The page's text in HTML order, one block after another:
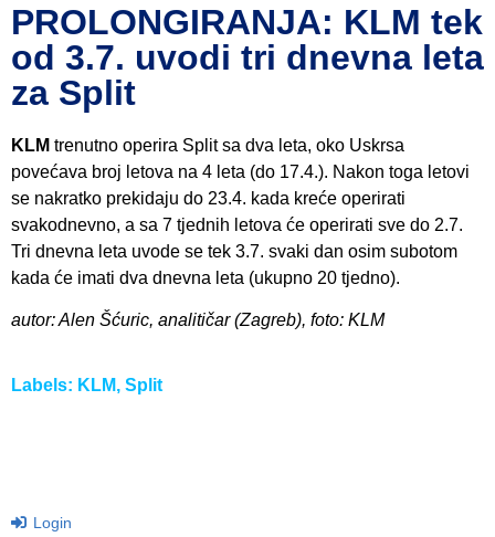
PROLONGIRANJA: KLM tek
od 3.7. uvodi tri dnevna leta
za Split
KLM trenutno operira Split sa dva leta, oko Uskrsa
povećava broj letova na 4 leta (do 17.4.). Nakon toga letovi
se nakratko prekidaju do 23.4. kada kreće operirati
svakodnevno, a sa 7 tjednih letova će operirati sve do 2.7.
Tri dnevna leta uvode se tek 3.7. svaki dan osim subotom
kada će imati dva dnevna leta (ukupno 20 tjedno).
autor: Alen Šćuric, analitičar (Zagreb), foto: KLM
Labels: KLM, Split
Login